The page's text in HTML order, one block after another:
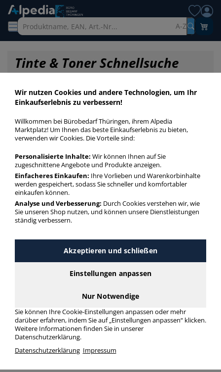
A-Z
Tinte & Toner Schnellsuche
Startseite »
Druckerpatronen Original 304XL
Druckerpatronen Original
304XL > Modellnummer
304XL
günstigen Preis. Finden Sie schnell Druckerpatronen Original
304XL mit unserer Filter-Funktion.
Druckerpatronen Original 304XL
mehr Infos zur Kategorie
Wir nutzen Cookies und andere Technologien, um Ihr
Einkaufserlebnis zu verbessern!
Willkommen bei Bürobedarf Thüringen, ihrem Alpedia
Marktplatz! Um Ihnen das beste Einkaufserlebnis zu bieten,
verwenden wir Cookies. Die Vorteile sind:
Personalisierte Inhalte: Wir können Ihnen auf Sie
zugeschnittene Angebote und Produkte anzeigen.
Einfacheres Einkaufen: Ihre Vorlieben und Warenkorbinhalte
werden gespeichert, sodass Sie schneller und komfortabler
einkaufen können.
Analyse und Verbesserung: Durch Cookies verstehen wir, wie
Sie unseren Shop nutzen, und können unsere Dienstleistungen
ständig verbessern.
Akzeptieren und schließen
Einstellungen anpassen
Nur Notwendige
Sie können Ihre Cookie-Einstellungen anpassen oder mehr
darüber erfahren, indem Sie auf „Einstellungen anpassen“ klicken.
Weitere Informationen finden Sie in unserer
Datenschutzerklärung.
Datenschutzerklärung Impressum